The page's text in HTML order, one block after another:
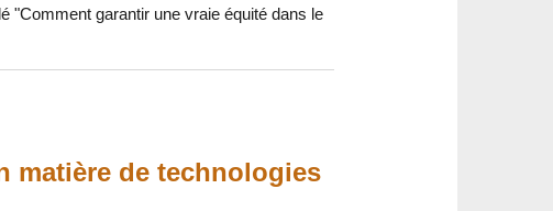
"Comment garantir une vraie équité dans le
matière de technologies